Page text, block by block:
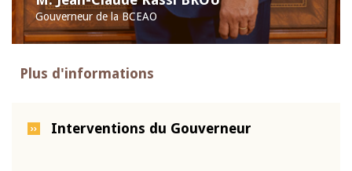
Gouverneur de la BCEAO
Plus d'informations
Interventions du Gouverneur